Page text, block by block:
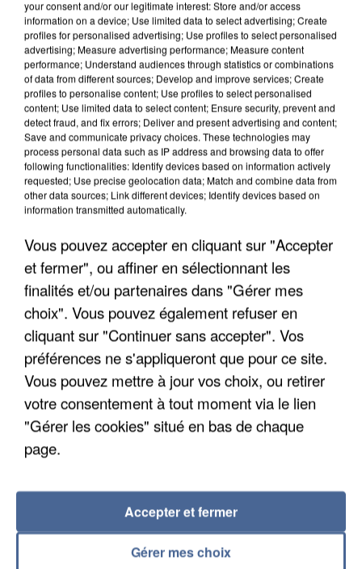
APRÈS TOUTES CES CANICULES, LES REFUGES
DE FAUNE SAUVAGE SONT...
L’UN DES FONDATEURS SUPPOSÉS DE LA DZ
MAFIA INTERPELLÉ EN ALGÉRIE
your consent and/or our legitimate interest: Store and/or access
information on a device; Use limited data to select advertising; Create
profiles for personalised advertising; Use profiles to select personalised
advertising; Measure advertising performance; Measure content
performance; Understand audiences through statistics or combinations
of data from different sources; Develop and improve services; Create
profiles to personalise content; Use profiles to select personalised
content; Use limited data to select content; Ensure security, prevent and
detect fraud, and fix errors; Deliver and present advertising and content;
Save and communicate privacy choices. These technologies may
process personal data such as IP address and browsing data to offer
following functionalities: Identify devices based on information actively
requested; Use precise geolocation data; Match and combine data from
other data sources; Link different devices; Identify devices based on
information transmitted automatically.
Vous pouvez accepter en cliquant sur "Accepter
et fermer", ou affiner en sélectionnant les
finalités et/ou partenaires dans "Gérer mes
choix". Vous pouvez également refuser en
cliquant sur "Continuer sans accepter". Vos
préférences ne s'appliqueront que pour ce site.
Vous pouvez mettre à jour vos choix, ou retirer
votre consentement à tout moment via le lien
"Gérer les cookies" situé en bas de chaque
page.
Gérer mes choix
Accepter et fermer